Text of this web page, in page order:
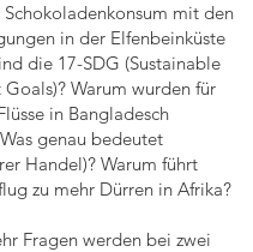
Schokoladenkonsum mit den
in der Elfenbeinküste
die 17-SDG (Sustainable
Warum wurden für
in Bangladesch
genau bedeutet
Handel)? Warum führt
zu mehr Dürren in Afrika?
Fragen werden bei zwei